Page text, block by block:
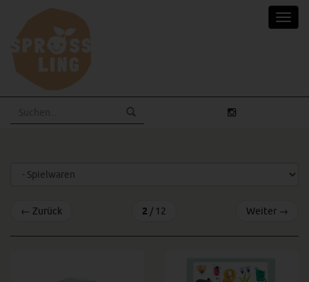
main
content
← Zurück 2 / 12 Weiter →